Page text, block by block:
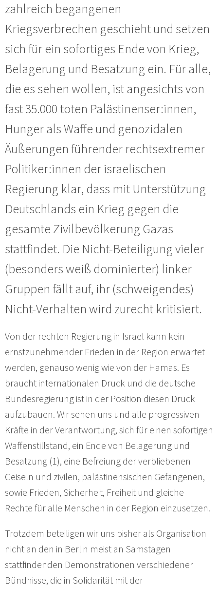
zahlreich begangenen
Kriegsverbrechen geschieht und setzen
sich für ein sofortiges Ende von Krieg,
Belagerung und Besatzung ein. Für alle,
die es sehen wollen, ist angesichts von
fast 35.000 toten Palästinenser:innen,
Hunger als Waffe und genozidalen
Äußerungen führender rechtsextremer
Politiker:innen der israelischen
Regierung klar, dass mit Unterstützung
Deutschlands ein Krieg gegen die
gesamte Zivilbevölkerung Gazas
stattfindet. Die Nicht-Beteiligung vieler
(besonders weiß dominierter) linker
Gruppen fällt auf, ihr (schweigendes)
Nicht-Verhalten wird zurecht kritisiert.
Von der rechten Regierung in Israel kann kein
ernstzunehmender Frieden in der Region erwartet
werden, genauso wenig wie von der Hamas. Es
braucht internationalen Druck und die deutsche
Bundesregierung ist in der Position diesen Druck
aufzubauen. Wir sehen uns und alle progressiven
Kräfte in der Verantwortung, sich für einen sofortigen
Waffenstillstand, ein Ende von Belagerung und
Besatzung (1), eine Befreiung der verbliebenen
Geiseln und zivilen, palästinensischen Gefangenen,
sowie Frieden, Sicherheit, Freiheit und gleiche
Rechte für alle Menschen in der Region einzusetzen.
Trotzdem beteiligen wir uns bisher als Organisation
nicht an den in Berlin meist an Samstagen
stattfindenden Demonstrationen verschiedener
Bündnisse, die in Solidarität mit der